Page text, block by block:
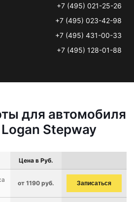
+7 (495) 021-25-26
+7 (495) 023-42-98
+7 (495) 431-00-33
+7 (495) 128-01-88
для автомобиля
Stepway
Цена в Руб.
от 1190 руб. Записаться